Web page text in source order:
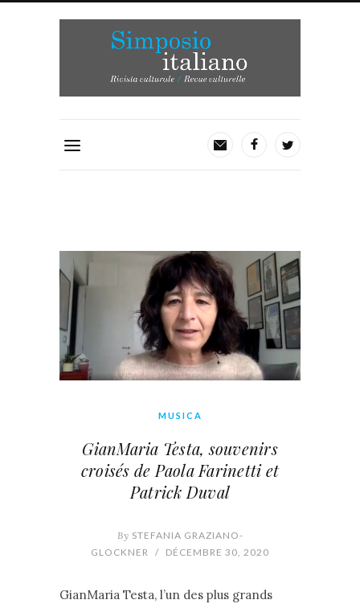
MUSICA
GianMaria Testa, souvenirs
croisés de Paola Farinetti et
Patrick Duval
By STEFANIA GRAZIANO-
GLOCKNER
/ DÉCEMBRE 30, 2020
GianMaria Testa, l’un des plus grands